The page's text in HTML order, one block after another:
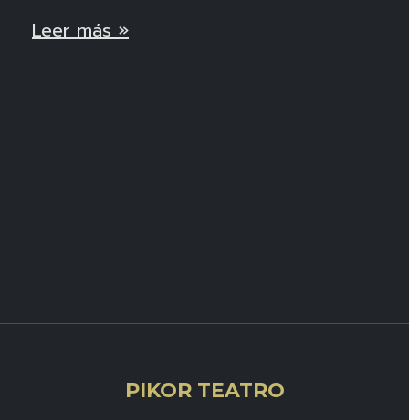
Leer más »
PIKOR TEATRO